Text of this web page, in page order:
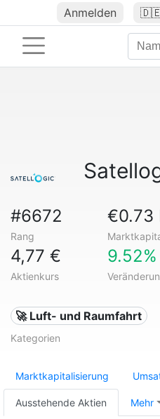
Anmelden
#6672
Rang
€0.73
4,77 €
Aktienkurs
9.52%
🚀 Luft- und Raumfahrt
Kategorien
Marktkapitalisierung
Ausstehende Aktien Mehr